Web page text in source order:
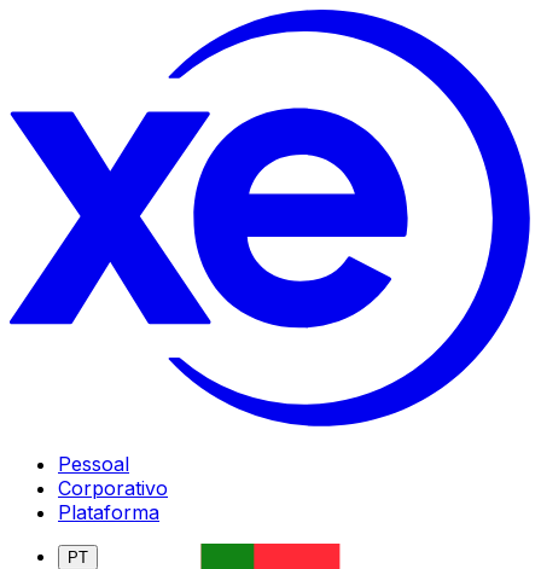
Pessoal
Corporativo
Plataforma
PT